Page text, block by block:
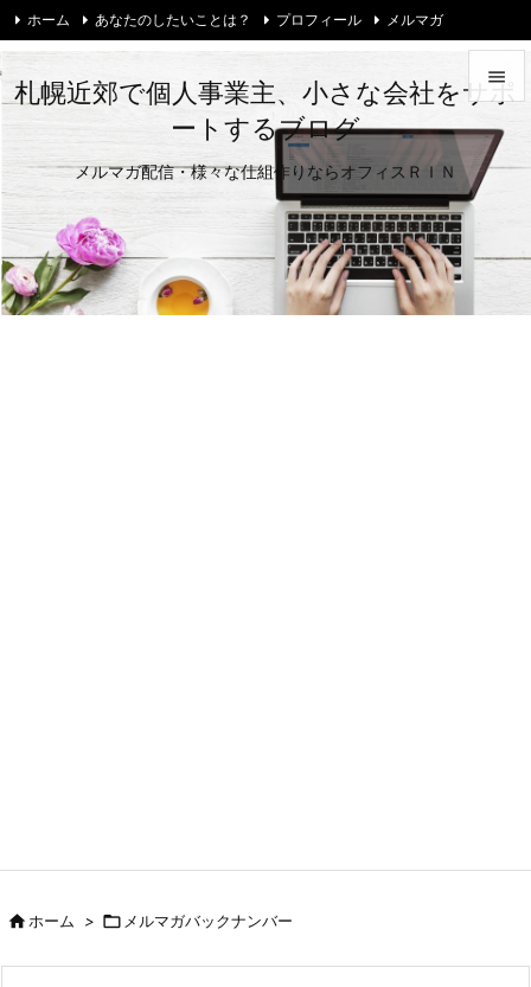
札幌近郊で個人事業主、小さな会社をサポ
ートするブログ
メルマガ配信・様々な仕組作りならオフィスＲＩＮ


メニュ


ホーム あなたのしたいことは？ プロフィール メルマガ
ホーム >  メルマガバックナンバー